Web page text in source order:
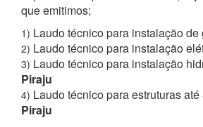
que emitimos;
1) Laudo técnico para instalação de
2) Laudo técnico para instalação
3) Laudo técnico para instalação
Piraju
4) Laudo técnico para estruturas
Piraju